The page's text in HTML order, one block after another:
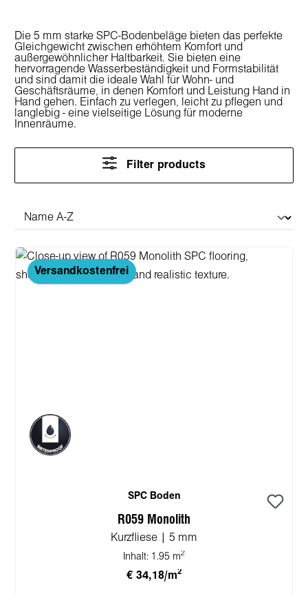
Die 5 mm starke SPC-Bodenbeläge bieten das perfekte
Gleichgewicht zwischen erhöhtem Komfort und
außergewöhnlicher Haltbarkeit. Sie bieten eine
hervorragende Wasserbeständigkeit und Formstabilität
und sind damit die ideale Wahl für Wohn- und
Geschäftsräume, in denen Komfort und Leistung Hand in
Hand gehen. Einfach zu verlegen, leicht zu pflegen und
langlebig - eine vielseitige Lösung für moderne
Innenräume.
Filter products
Versandkostenfrei
SPC Boden
R059 Monolith
Kurzfliese | 5 mm
Inhalt: 1.95 m2
€ 34,18/m2